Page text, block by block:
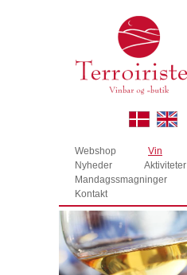
Webshop Vin
Nyheder
Aktiviteter
Mandagssmagninger
Kontakt